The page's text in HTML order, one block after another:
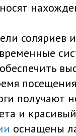
соляриев
получают
и красивый
оснащены